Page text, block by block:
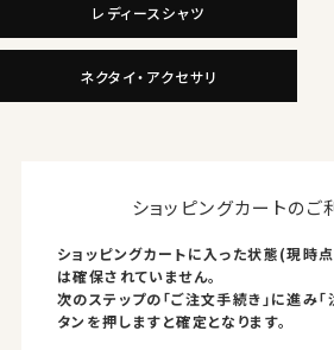
レディースシャツ
ネクタイ・アクセサリ
ショッピングカートのご
ショッピングカートに入った状態(現時
は確保されていません。
次のステップの「ご注文手続き」に進み
タンを押しますと確定となります。